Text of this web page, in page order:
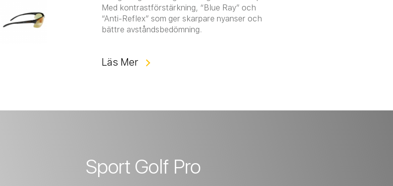
Med kontrastförstärkning, “Blue Ray” och
“Anti-Reflex” som ger skarpare nyanser och
bättre avståndsbedömning.
Läs Mer
Sport Golf Pro